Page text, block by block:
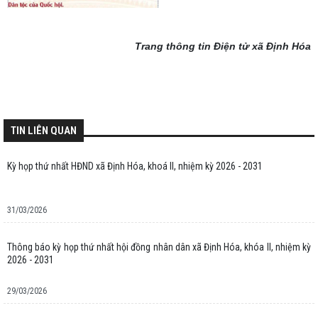
Trang thông tin Điện tử xã Định Hóa
TIN LIÊN QUAN
Kỳ họp thứ nhất HĐND xã Định Hóa, khoá II, nhiệm kỳ 2026 - 2031
31/03/2026
Thông báo kỳ họp thứ nhất hội đồng nhân dân xã Định Hóa, khóa II, nhiệm kỳ
2026 - 2031
29/03/2026